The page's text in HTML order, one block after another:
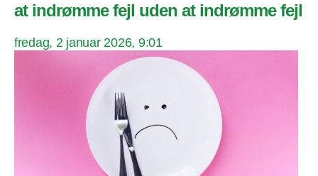
at indrømme fejl uden at indrømme fejl
fredag, 2 januar 2026, 9:01